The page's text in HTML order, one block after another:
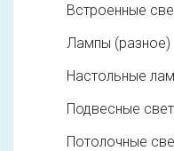
Встроенные
Лампы (разное)
Настольные
Подвесные
Потолочные